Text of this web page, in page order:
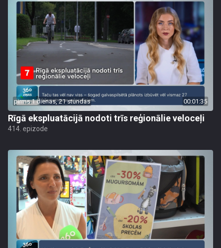
pirms 1 dienas, 21 stundas 00:01:35
Rīgā ekspluatācijā nodoti trīs reģionālie veloceļi
414. epizode